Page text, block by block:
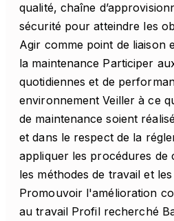
qualité, chaîne
sécurité pour atteindre les
Agir comme point de liaison
la maintenance Participer
quotidiennes et de
environnement Veiller à ce
de maintenance soient
et dans le respect de la
appliquer les procédures de
les méthodes de travail et
Promouvoir l'amélioration
au travail Profil recherché